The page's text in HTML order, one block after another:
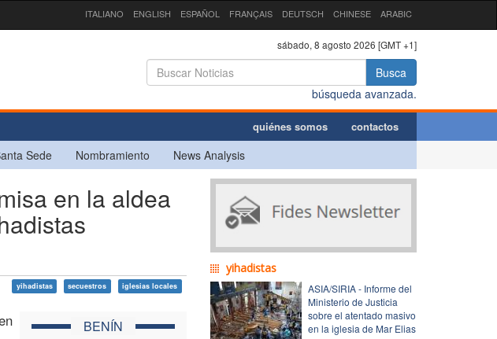
ITALIANO ENGLISH ESPAÑOL FRANÇAIS DEUTSCH CHINESE ARABIC
sábado, 8 agosto 2026 [GMT +1]
Busca
búsqueda avanzada.
quiénes somos contactos
Sede Nombramiento News Analysis
en la aldea
yihadistas secuestros iglesias locales
BENÍN
yihadistas
ASIA/SIRIA - Informe del
Ministerio de Justicia
sobre el atentado masivo
en la iglesia de Mar Elias